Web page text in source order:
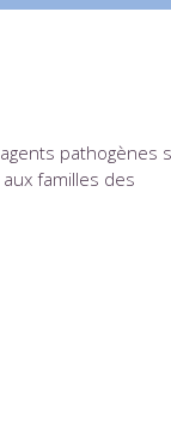
pathogènes
familles des